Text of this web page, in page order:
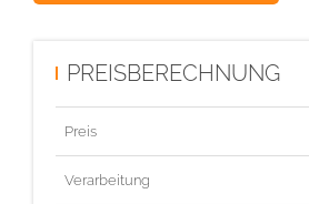
PREISBERECHNUNG
Preis
Verarbeitung